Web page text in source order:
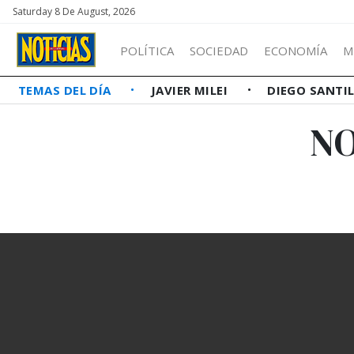
Saturday 8 De August, 2026
POLÍTICA SOCIEDAD ECONOMÍA
TEMAS DEL DÍA JAVIER MILEI DIEGO